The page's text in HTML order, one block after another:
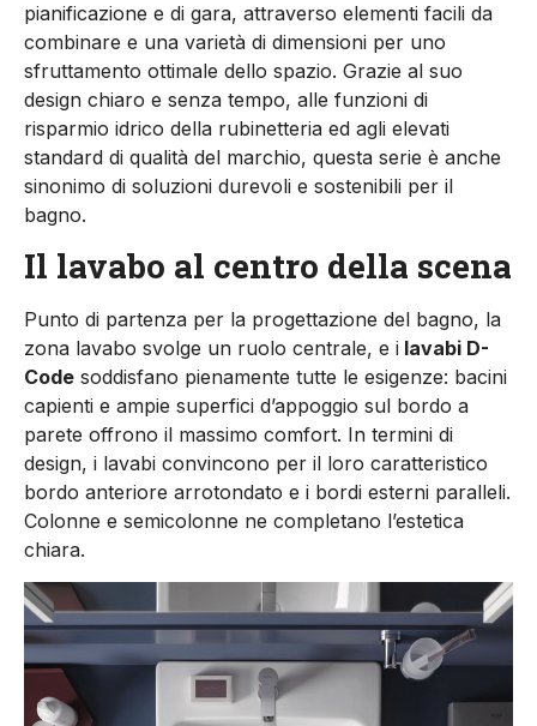
pianificazione e di gara, attraverso elementi facili da
combinare e una varietà di dimensioni per uno
sfruttamento ottimale dello spazio. Grazie al suo
design chiaro e senza tempo, alle funzioni di
risparmio idrico della rubinetteria ed agli elevati
standard di qualità del marchio, questa serie è anche
sinonimo di soluzioni durevoli e sostenibili per il
bagno.
Il lavabo al centro della scena
Punto di partenza per la progettazione del bagno, la
zona lavabo svolge un ruolo centrale, e i lavabi D-
Code soddisfano pienamente tutte le esigenze: bacini
capienti e ampie superfici d’appoggio sul bordo a
parete offrono il massimo comfort. In termini di
design, i lavabi convincono per il loro caratteristico
bordo anteriore arrotondato e i bordi esterni paralleli.
Colonne e semicolonne ne completano l’estetica
chiara.